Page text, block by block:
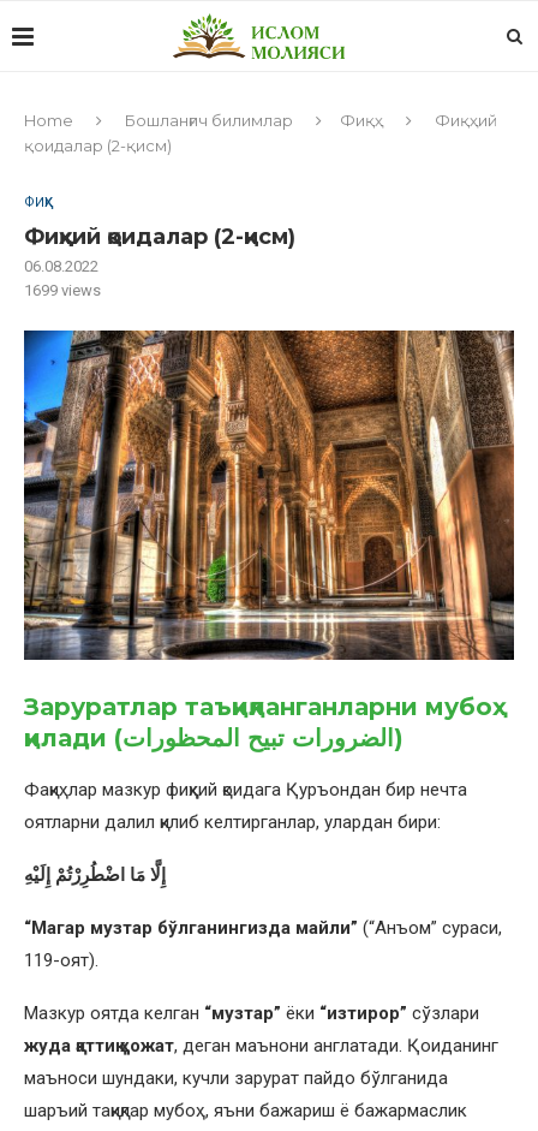
Home Бошланғич билимлар Фиқҳ
Фиқҳий
қоидалар (2-қисм)
ФИҚҲ
Фиқҳий қоидалар (2-қисм)
06.08.2022
1699 views
Заруратлар таъқиқланганларни мубоҳ
қилади
(الضرورات تبيح المحظورات)
Фақиҳлар мазкур фиқҳий қоидага Қуръондан бир нечта
оятларни далил қилиб келтирганлар, улардан бири:
إِلَّا مَا اضْطُرِرْتُمْ إِلَيْهِ
“Магар музтар бўлганингизда майли” (“Анъом” сураси,
119-оят).
Мазкур оятда келган “музтар” ёки “изтирор” сўзлари
жуда қаттиқ ҳожат, деган маънони англатади. Қоиданинг
маъноси шундаки, кучли зарурат пайдо бўлганида
шаръий тақиқлар мубоҳ, яъни бажариш ё бажармаслик